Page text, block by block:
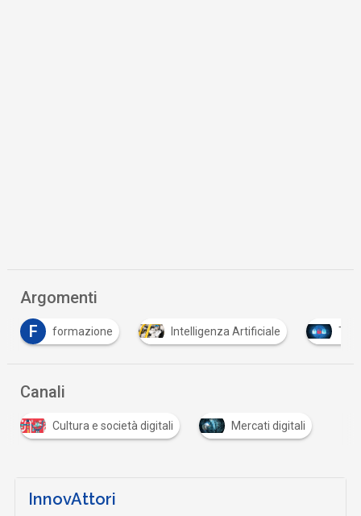
Argomenti
F
formazione Intelligenza Artificiale
Canali
Cultura e società digitali Mercati digitali
InnovAttori